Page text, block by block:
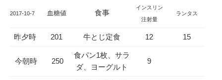
2017-10-7 血糖値 食事
インスリン
注射量
ランタス
昨夕時 201 牛とじ定食 12 15
今朝時 250
食パン1枚、サラ
ダ、ヨーグルト
9